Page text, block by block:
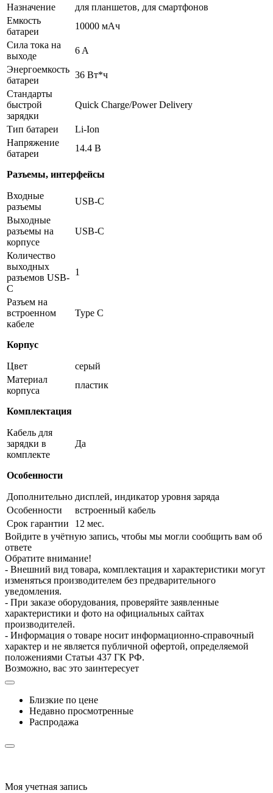
Назначение
для планшетов, для смартфонов
Емкость
батареи
10000 мAч
Сила тока на
выходе
6 A
Энергоемкость
батареи
36 Вт*ч
Стандарты
быстрой
зарядки
Quick Charge/Power Delivery
Тип батареи
Li-Ion
Напряжение
батареи
14.4 В
Разъемы, интерфейсы
Входные
разъемы
USB-C
Выходные
разъемы на
корпусе
USB-C
Количество
выходных
разъемов USB-
C
1
Разъем на
встроенном
кабеле
Type C
Корпус
Цвет
серый
Материал
корпуса
пластик
Комплектация
Кабель для
зарядки в
комплекте
Да
Особенности
Дополнительно дисплей, индикатор уровня заряда
Особенности
встроенный кабель
Срок гарантии
12 мес.
Войдите в учётную запись, чтобы мы могли сообщить вам об
ответе
Обратите внимание!
- Внешний вид товара, комплектация и характеристики могут
изменяться производителем без предварительного
уведомления.
- При заказе оборудования, проверяйте заявленные
характеристики и фото на официальных сайтах
производителей.
- Информация о товаре носит информационно-справочный
характер и не является публичной офертой, определяемой
положениями Статьи 437 ГК РФ.
Возможно, вас это заинтересует
Близкие по цене
Недавно просмотренные
Распродажа
Моя учетная запись